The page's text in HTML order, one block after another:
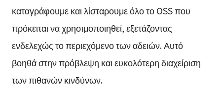
καταγράφουμε και λίσταρουμε όλο το OSS που
πρόκειται να χρησιμοποιηθεί, εξετάζοντας
ενδελεχώς το περιεχόμενο των αδειών. Αυτό
βοηθά στην πρόβλεψη και ευκολότερη διαχείριση
των πιθανών κινδύνων.